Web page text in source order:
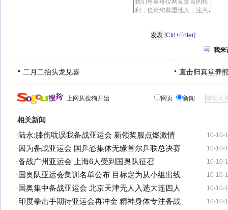
[Ctrl+Enter]
我来
二月二抬头龙见喜 直击归真堂养
上网从搜狗开始 网页 新闻
相关新闻
10-10-
·陆永:膝伤耽误我备战亚运会 新领奖服点燃激情
10-10-
·因为备战亚运会 国乒恐集体无缘首尔乒联总决赛
10-10-
·备战广州亚运会 上海6人受到国奥队征召
10-10-
· 国奥队亚运会集训名单公布 目标定为从小组出线
10-10-
· 国奥集中备战亚运会 北京天津无人入选大连四人
10-10-
·印度拳击手期待亚运会再冲金 精神身体专注备战